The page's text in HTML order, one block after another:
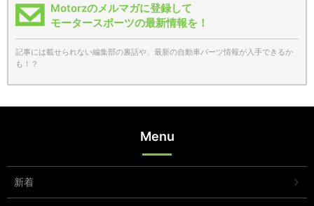
Motorzのメルマガに登録して
モータースポーツの最新情報を！
記事には載せられない編集部の裏話や、最新の自動車パーツ情報が入手できるか
も！？
Menu
新着